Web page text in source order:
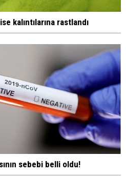
kalıntılarına rastlandı
sebebi belli oldu!